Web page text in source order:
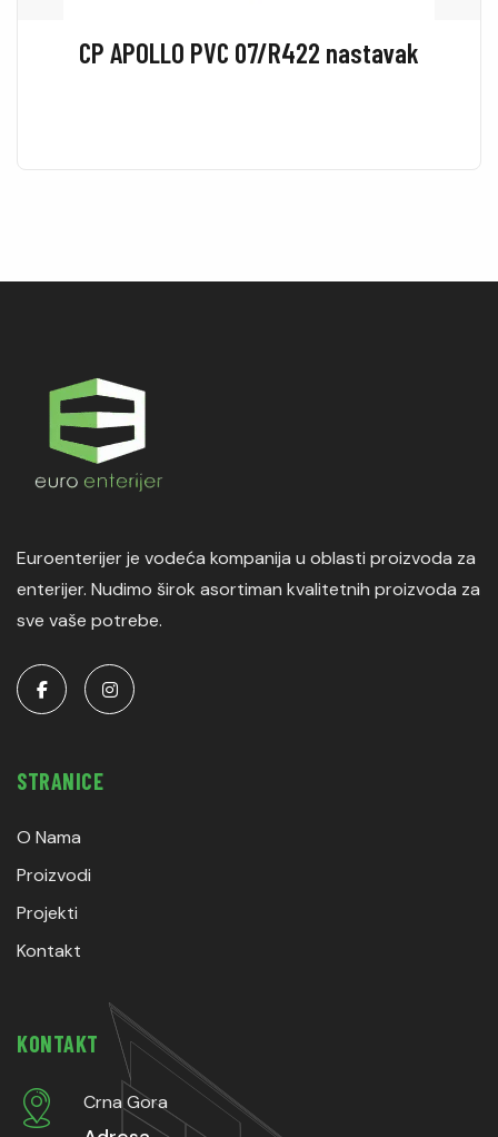
CP APOLLO PVC 07/R422 nastavak
Euroenterijer je vodeća kompanija u oblasti proizvoda za
enterijer. Nudimo širok asortiman kvalitetnih proizvoda za
sve vaše potrebe.
STRANICE
O Nama
Proizvodi
Projekti
Kontakt
KONTAKT
Crna Gora